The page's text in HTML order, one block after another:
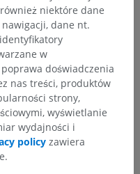
zwierząt
niektóre dane
dane nt.
w
doświadczenia
nas treści, produktów
strony,
wyświetlanie
wydajności i
policy zawiera